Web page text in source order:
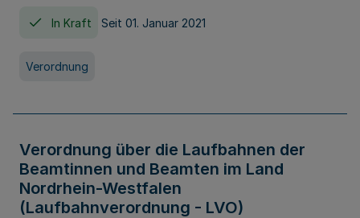
In Kraft Seit 01. Januar 2021
Verordnung
Verordnung über die Laufbahnen der
Beamtinnen und Beamten im Land
Nordrhein-Westfalen
(Laufbahnverordnung - LVO)